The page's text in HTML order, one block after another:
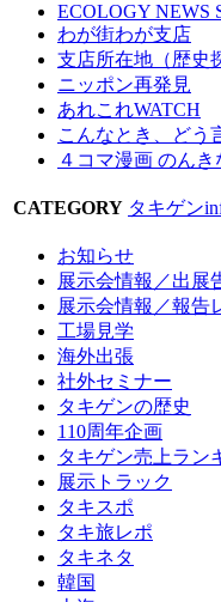
ECOLOGY NEWS
わが街わが支店
支店所在地（歴史
ニッポン再発見
あれこれWATCH
こんなとき、どう
４コマ漫画 のん
CATEGORY タキゲン
お知らせ
展示会情報／出展
展示会情報／報告
工場見学
海外出張
社外セミナー
タキゲンの歴史
110周年企画
タキゲン売上ラン
展示トラック
タキスポ
タキ旅レポ
タキネタ
韓国